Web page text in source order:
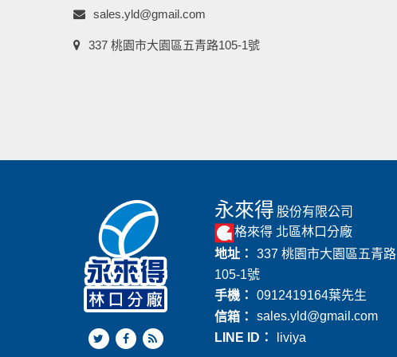
sales.yld@gmail.com
337 桃園市大園區五青路105-1號
永來得 股份有限公司
格來得 北區林口分廠
地址：
337 桃園市大園區五青路
105-1號
手機：
0912419164葉先生
信箱：
sales.yld@gmail.com
LINE ID：
liviya